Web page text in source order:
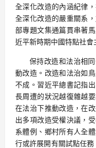
全深化改造的內涵紀律
全深化改造的嚴重關系
部專題文集通篇貫串著
近平新時期中國特點社會
保持改造和法治相
動改造。改造和法治如
不成。習近平總書記指
長周遭的狀況越復雜越
在法治下推動改造，在
出多項改造受權決議，
系體例、鄉村所有人全
行或許展開有關試點任